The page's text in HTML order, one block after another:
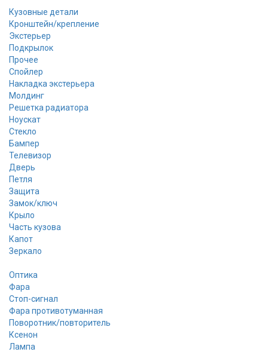
Кузовные детали
Кронштейн/крепление
Экстерьер
Подкрылок
Прочее
Спойлер
Накладка экстерьера
Молдинг
Решетка радиатора
Ноускат
Стекло
Бампер
Телевизор
Дверь
Петля
Защита
Замок/ключ
Крыло
Часть кузова
Капот
Зеркало
Оптика
Фара
Стоп-сигнал
Фара противотуманная
Поворотник/повторитель
Ксенон
Лампа